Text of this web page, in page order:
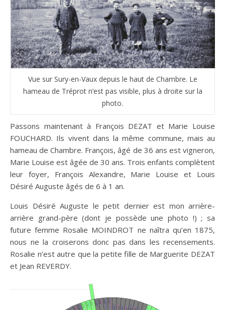
Vue sur Sury-en-Vaux depuis le haut de Chambre. Le
hameau de Tréprot n’est pas visible, plus à droite sur la
photo.
Passons maintenant à François DEZAT et Marie Louise
FOUCHARD. Ils vivent dans la même commune, mais au
hameau de Chambre. François, âgé de 36 ans est vigneron,
Marie Louise est âgée de 30 ans. Trois enfants complètent
leur foyer, François Alexandre, Marie Louise et Louis
Désiré Auguste âgés de 6 à 1 an.
Louis Désiré Auguste le petit dernier est mon arrière-
arrière grand-père (dont je possède une photo !) ; sa
future femme Rosalie MOINDROT ne naîtra qu’en 1875,
nous ne la croiserons donc pas dans les recensements.
Rosalie n’est autre que la petite fille de Marguerite DEZAT
et Jean REVERDY.